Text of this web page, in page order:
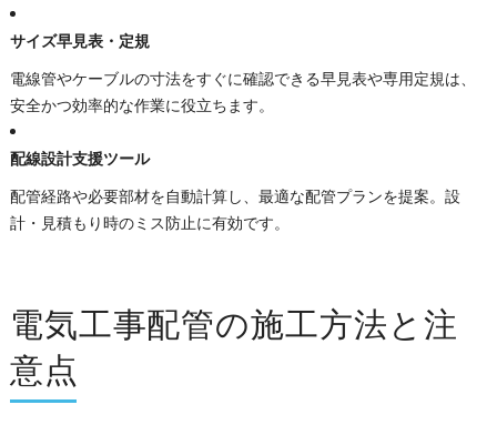
サイズ早見表・定規
電線管やケーブルの寸法をすぐに確認できる早見表や専用定規は、
安全かつ効率的な作業に役立ちます。
配線設計支援ツール
配管経路や必要部材を自動計算し、最適な配管プランを提案。設
計・見積もり時のミス防止に有効です。
電気工事配管の施工方法と注
意点